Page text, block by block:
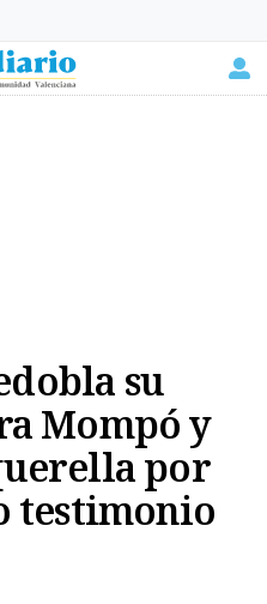
su
Mompó y
por
testimonio